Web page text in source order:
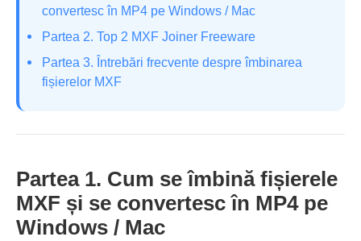
convertesc în MP4 pe Windows / Mac
Partea 2. Top 2 MXF Joiner Freeware
Partea 3. Întrebări frecvente despre îmbinarea
fișierelor MXF
Partea 1. Cum se îmbină fișierele
MXF și se convertesc în MP4 pe
Windows / Mac